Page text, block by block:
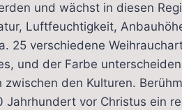
und wächst in diesen
Luftfeuchtigkeit,
25 verschiedene
und der Farbe
den Kulturen.
vor Christus ein